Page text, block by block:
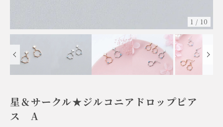
1 / 10
星＆サークル★ジルコニアドロップピア
ス A